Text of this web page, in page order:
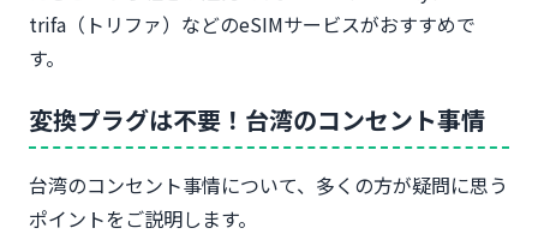
trifa（トリファ）などのeSIMサービスがおすすめで
す。
変換プラグは不要！台湾のコンセント事情
台湾のコンセント事情について、多くの方が疑問に思う
ポイントをご説明します。